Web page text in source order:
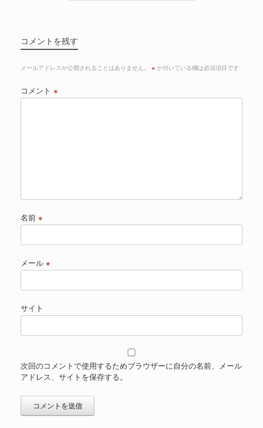
コメントを残す
メールアドレスが公開されることはありません。 ※ が付いている欄は必須項目です
コメント ※
名前 ※
メール ※
サイト
次回のコメントで使用するためブラウザーに自分の名前、メール
アドレス、サイトを保存する。